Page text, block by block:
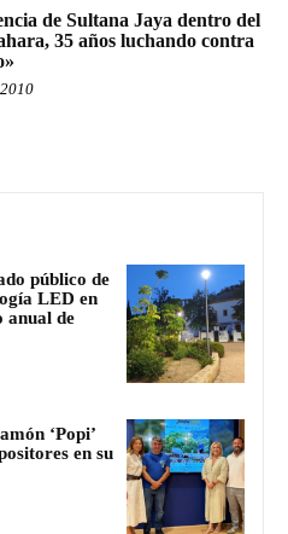
de Sultana Jaya dentro del
35 años luchando contra
público de
LED en
anual de
‘Popi’
en su